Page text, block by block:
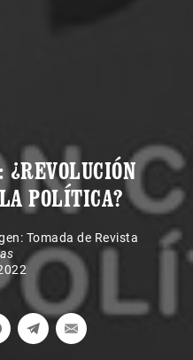
POLÍTICA?
Tomada de Revista